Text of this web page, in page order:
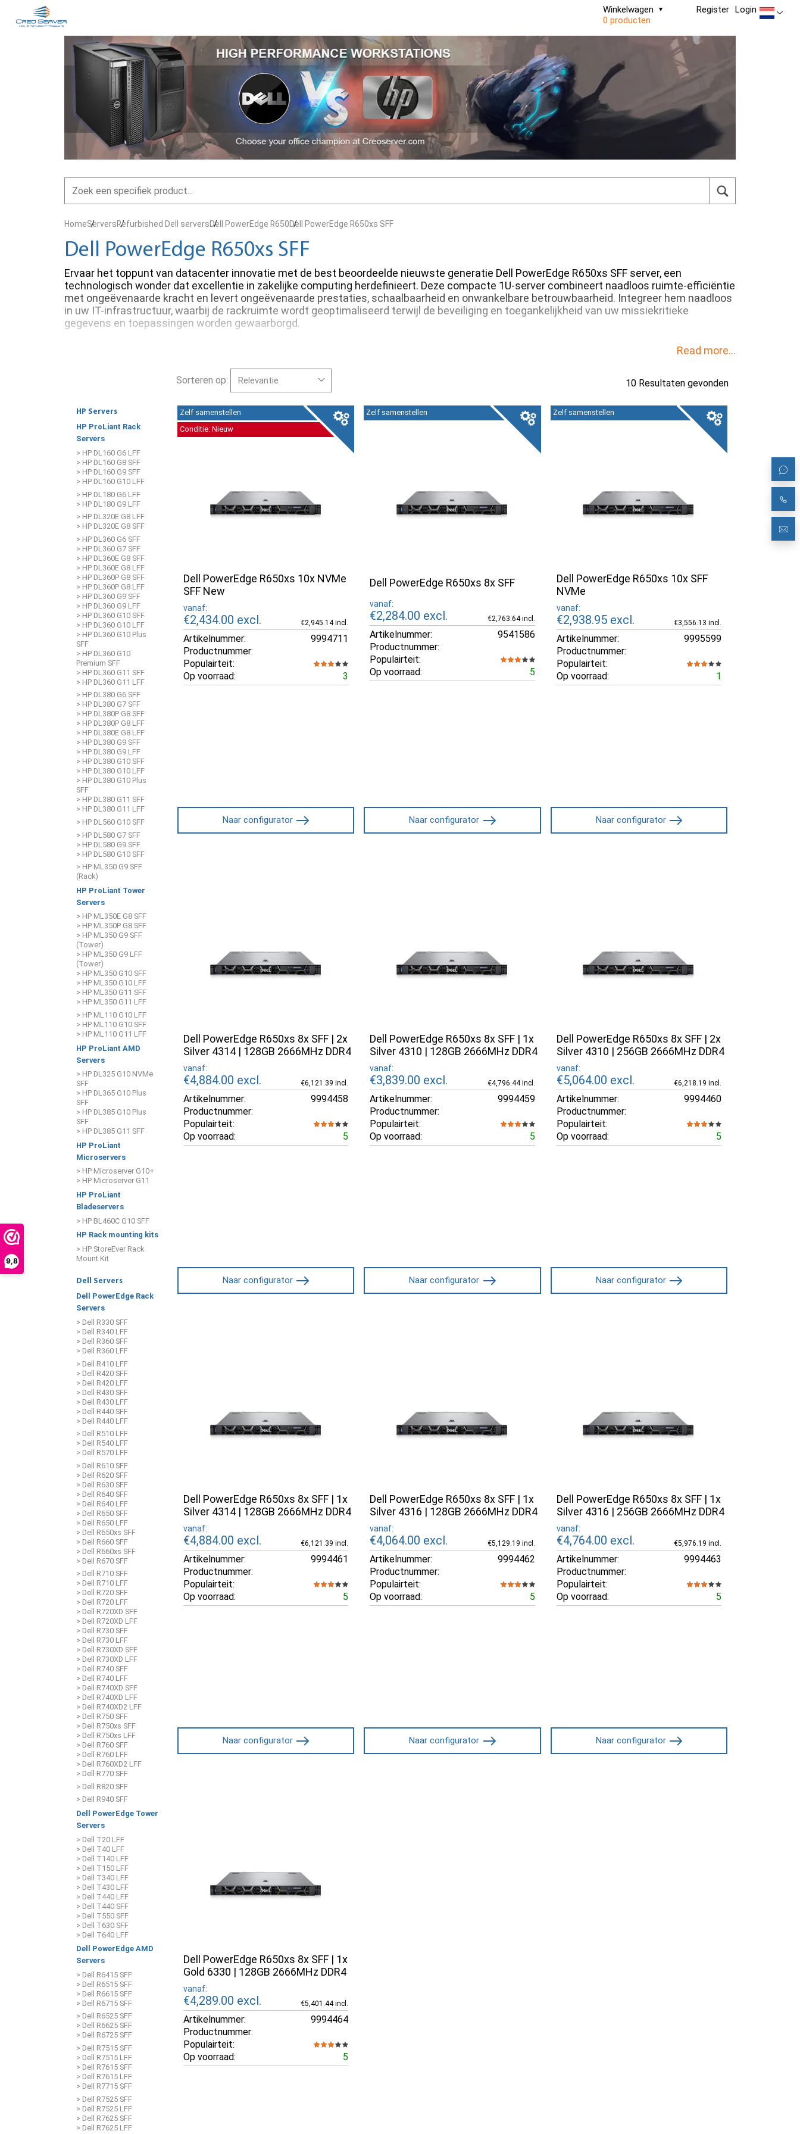
9,8
Register Login
Winkelwagen
0 producten
HomeServersRefurbished Dell serversDell PowerEdge R650Dell PowerEdge R650xs SFF
Dell PowerEdge R650xs SFF
Ervaar het toppunt van datacenter innovatie met de best beoordeelde nieuwste generatie Dell PowerEdge R650xs SFF server, een
technologisch wonder dat excellentie in zakelijke computing herdefinieert. Deze compacte 1U-server combineert naadloos ruimte-efficiëntie
met ongeëvenaarde kracht en levert ongeëvenaarde prestaties, schaalbaarheid en onwankelbare betrouwbaarheid. Integreer hem naadloos
in uw IT-infrastructuur, waarbij de rackruimte wordt geoptimaliseerd terwijl de beveiliging en toegankelijkheid van uw missiekritieke
gegevens en toepassingen worden gewaarborgd.
Read more...
HP Servers
HP ProLiant Rack
Servers
> HP DL160 G6 LFF
> HP DL160 G8 SFF
> HP DL160 G9 SFF
> HP DL160 G10 LFF
> HP DL180 G6 LFF
> HP DL180 G9 LFF
> HP DL320E G8 LFF
> HP DL320E G8 SFF
> HP DL360 G6 SFF
> HP DL360 G7 SFF
> HP DL360E G8 SFF
> HP DL360E G8 LFF
> HP DL360P G8 SFF
> HP DL360P G8 LFF
> HP DL360 G9 SFF
> HP DL360 G9 LFF
> HP DL360 G10 SFF
> HP DL360 G10 LFF
> HP DL360 G10 Plus
SFF
> HP DL360 G10
Premium SFF
> HP DL360 G11 SFF
> HP DL360 G11 LFF
> HP DL380 G6 SFF
> HP DL380 G7 SFF
> HP DL380P G8 SFF
> HP DL380P G8 LFF
> HP DL380E G8 LFF
> HP DL380 G9 SFF
> HP DL380 G9 LFF
> HP DL380 G10 SFF
> HP DL380 G10 LFF
> HP DL380 G10 Plus
SFF
> HP DL380 G11 SFF
> HP DL380 G11 LFF
> HP DL560 G10 SFF
> HP DL580 G7 SFF
> HP DL580 G9 SFF
> HP DL580 G10 SFF
> HP ML350 G9 SFF
(Rack)
HP ProLiant Tower
Servers
> HP ML350E G8 SFF
> HP ML350P G8 SFF
> HP ML350 G9 SFF
(Tower)
> HP ML350 G9 LFF
(Tower)
> HP ML350 G10 SFF
> HP ML350 G10 LFF
> HP ML350 G11 SFF
> HP ML350 G11 LFF
> HP ML110 G10 LFF
> HP ML110 G10 SFF
> HP ML110 G11 LFF
HP ProLiant AMD
Servers
> HP DL325 G10 NVMe
SFF
> HP DL365 G10 Plus
SFF
> HP DL385 G10 Plus
SFF
> HP DL385 G11 SFF
HP ProLiant
Microservers
> HP Microserver G10+
> HP Microserver G11
HP ProLiant
Bladeservers
> HP BL460C G10 SFF
HP Rack mounting kits
> HP StoreEver Rack
Mount Kit
Dell Servers
Dell PowerEdge Rack
Servers
> Dell R330 SFF
> Dell R340 LFF
> Dell R360 SFF
> Dell R360 LFF
> Dell R410 LFF
> Dell R420 SFF
> Dell R420 LFF
> Dell R430 SFF
> Dell R430 LFF
> Dell R440 SFF
> Dell R440 LFF
> Dell R510 LFF
> Dell R540 LFF
> Dell R570 LFF
> Dell R610 SFF
> Dell R620 SFF
> Dell R630 SFF
> Dell R640 SFF
> Dell R640 LFF
> Dell R650 SFF
> Dell R650 LFF
> Dell R650xs SFF
> Dell R660 SFF
> Dell R660xs SFF
> Dell R670 SFF
> Dell R710 SFF
> Dell R710 LFF
> Dell R720 SFF
> Dell R720 LFF
> Dell R720XD SFF
> Dell R720XD LFF
> Dell R730 SFF
> Dell R730 LFF
> Dell R730XD SFF
> Dell R730XD LFF
> Dell R740 SFF
> Dell R740 LFF
> Dell R740XD SFF
> Dell R740XD LFF
> Dell R740XD2 LFF
> Dell R750 SFF
> Dell R750xs SFF
> Dell R750xs LFF
> Dell R760 SFF
> Dell R760 LFF
> Dell R760XD2 LFF
> Dell R770 SFF
> Dell R820 SFF
> Dell R940 SFF
Dell PowerEdge Tower
Servers
> Dell T20 LFF
> Dell T40 LFF
> Dell T140 LFF
> Dell T150 LFF
> Dell T340 LFF
> Dell T430 LFF
> Dell T440 LFF
> Dell T440 SFF
> Dell T550 SFF
> Dell T630 SFF
> Dell T640 LFF
Dell PowerEdge AMD
Servers
> Dell R6415 SFF
> Dell R6515 SFF
> Dell R6615 SFF
> Dell R6715 SFF
> Dell R6525 SFF
> Dell R6625 SFF
> Dell R6725 SFF
> Dell R7515 SFF
> Dell R7515 LFF
> Dell R7615 SFF
> Dell R7615 LFF
> Dell R7715 SFF
> Dell R7525 SFF
> Dell R7525 LFF
> Dell R7625 SFF
> Dell R7625 LFF
Sorteren op: 10 Resultaten gevonden
Dell PowerEdge R650xs 10x NVMe
SFF New
vanaf:
€2,434.00 excl. €2,945.14 incl.
Artikelnummer:
9994711
Productnummer:
Populairteit:
Op voorraad:
3
Zelf samenstellen
Conditie: Nieuw
Naar configurator
Dell PowerEdge R650xs 8x SFF
vanaf:
€2,284.00 excl. €2,763.64 incl.
Artikelnummer:
9541586
Productnummer:
Populairteit:
Op voorraad:
5
Zelf samenstellen
Naar configurator
Dell PowerEdge R650xs 10x SFF
NVMe
vanaf:
€2,938.95 excl. €3,556.13 incl.
Artikelnummer:
9995599
Productnummer:
Populairteit:
Op voorraad:
1
Zelf samenstellen
Naar configurator
Dell PowerEdge R650xs 8x SFF | 2x
Silver 4314 | 128GB 2666MHz DDR4
vanaf:
€4,884.00 excl. €6,121.39 incl.
Artikelnummer:
9994458
Productnummer:
Populairteit:
Op voorraad:
5
Naar configurator
Dell PowerEdge R650xs 8x SFF | 1x
Silver 4310 | 128GB 2666MHz DDR4
vanaf:
€3,839.00 excl. €4,796.44 incl.
Artikelnummer:
9994459
Productnummer:
Populairteit:
Op voorraad:
5
Naar configurator
Dell PowerEdge R650xs 8x SFF | 2x
Silver 4310 | 256GB 2666MHz DDR4
vanaf:
€5,064.00 excl. €6,218.19 incl.
Artikelnummer:
9994460
Productnummer:
Populairteit:
Op voorraad:
5
Naar configurator
Dell PowerEdge R650xs 8x SFF | 1x
Silver 4314 | 128GB 2666MHz DDR4
vanaf:
€4,884.00 excl. €6,121.39 incl.
Artikelnummer:
9994461
Productnummer:
Populairteit:
Op voorraad:
5
Naar configurator
Dell PowerEdge R650xs 8x SFF | 1x
Silver 4316 | 128GB 2666MHz DDR4
vanaf:
€4,064.00 excl. €5,129.19 incl.
Artikelnummer:
9994462
Productnummer:
Populairteit:
Op voorraad:
5
Naar configurator
Dell PowerEdge R650xs 8x SFF | 1x
Silver 4316 | 256GB 2666MHz DDR4
vanaf:
€4,764.00 excl. €5,976.19 incl.
Artikelnummer:
9994463
Productnummer:
Populairteit:
Op voorraad:
5
Naar configurator
Dell PowerEdge R650xs 8x SFF | 1x
Gold 6330 | 128GB 2666MHz DDR4
vanaf:
€4,289.00 excl. €5,401.44 incl.
Artikelnummer:
9994464
Productnummer:
Populairteit:
Op voorraad:
5